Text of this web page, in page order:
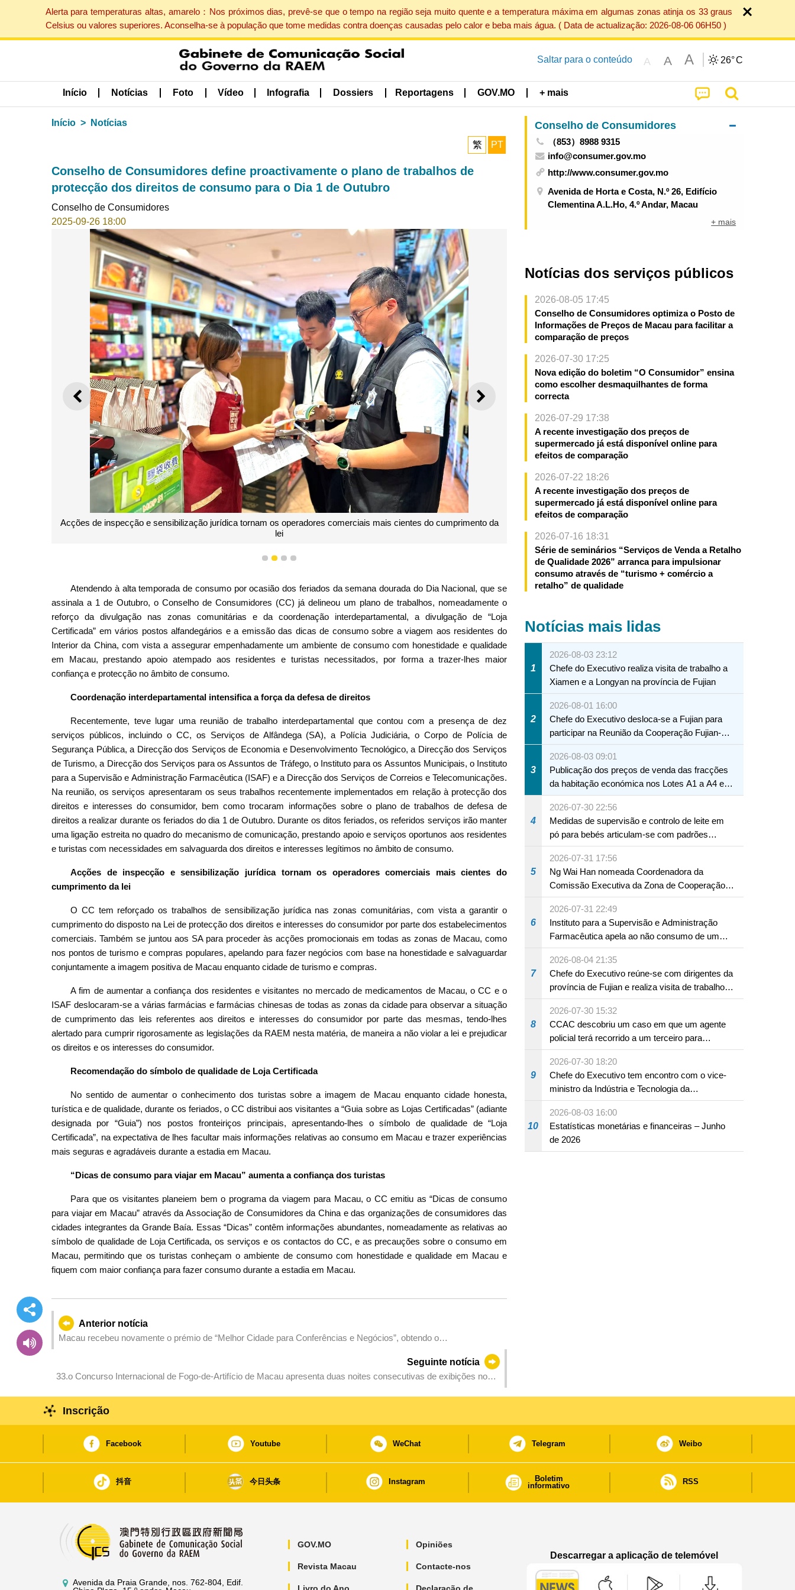
Alerta para temperaturas altas, amarelo：Nos próximos dias, prevê-se que o tempo na região seja muito quente e a temperatura máxima em algumas zonas atinja os 33 graus
Celsius ou valores superiores. Aconselha-se à população que tome medidas contra doenças causadas pelo calor e beba mais água. ( Data de actualização: 2026-08-06 06H50 )
Saltar para o conteúdo A A A 26°C
Início Notícias Foto Vídeo Infografia Dossiers Reportagens GOV.MO + mais
Início Notícias
繁 PT
Conselho de Consumidores define proactivamente o plano de trabalhos de
protecção dos direitos de consumo para o Dia 1 de Outubro
Conselho de Consumidores
2025-09-26 18:00
ANTERIOR SEGUINTE
Acções de inspecção e sensibilização jurídica tornam os operadores comerciais mais cientes do cumprimento da
lei
1 2 3 4
Atendendo à alta temporada de consumo por ocasião dos feriados da semana dourada do Dia Nacional, que se
assinala a 1 de Outubro, o Conselho de Consumidores (CC) já delineou um plano de trabalhos, nomeadamente o
reforço da divulgação nas zonas comunitárias e da coordenação interdepartamental, a divulgação de “Loja
Certificada” em vários postos alfandegários e a emissão das dicas de consumo sobre a viagem aos residentes do
Interior da China, com vista a assegurar empenhadamente um ambiente de consumo com honestidade e qualidade
em Macau, prestando apoio atempado aos residentes e turistas necessitados, por forma a trazer-lhes maior
confiança e protecção no âmbito de consumo.
Coordenação interdepartamental intensifica a força da defesa de direitos
Recentemente, teve lugar uma reunião de trabalho interdepartamental que contou com a presença de dez
serviços públicos, incluindo o CC, os Serviços de Alfândega (SA), a Polícia Judiciária, o Corpo de Polícia de
Segurança Pública, a Direcção dos Serviços de Economia e Desenvolvimento Tecnológico, a Direcção dos Serviços
de Turismo, a Direcção dos Serviços para os Assuntos de Tráfego, o Instituto para os Assuntos Municipais, o Instituto
para a Supervisão e Administração Farmacêutica (ISAF) e a Direcção dos Serviços de Correios e Telecomunicações.
Na reunião, os serviços apresentaram os seus trabalhos recentemente implementados em relação à protecção dos
direitos e interesses do consumidor, bem como trocaram informações sobre o plano de trabalhos de defesa de
direitos a realizar durante os feriados do dia 1 de Outubro. Durante os ditos feriados, os referidos serviços irão manter
uma ligação estreita no quadro do mecanismo de comunicação, prestando apoio e serviços oportunos aos residentes
e turistas com necessidades em salvaguarda dos direitos e interesses legítimos no âmbito de consumo.
Acções de inspecção e sensibilização jurídica tornam os operadores comerciais mais cientes do
cumprimento da lei
O CC tem reforçado os trabalhos de sensibilização jurídica nas zonas comunitárias, com vista a garantir o
cumprimento do disposto na Lei de protecção dos direitos e interesses do consumidor por parte dos estabelecimentos
comerciais. Também se juntou aos SA para proceder às acções promocionais em todas as zonas de Macau, como
nos pontos de turismo e compras populares, apelando para fazer negócios com base na honestidade e salvaguardar
conjuntamente a imagem positiva de Macau enquanto cidade de turismo e compras.
A fim de aumentar a confiança dos residentes e visitantes no mercado de medicamentos de Macau, o CC e o
ISAF deslocaram-se a várias farmácias e farmácias chinesas de todas as zonas da cidade para observar a situação
de cumprimento das leis referentes aos direitos e interesses do consumidor por parte das mesmas, tendo-lhes
alertado para cumprir rigorosamente as legislações da RAEM nesta matéria, de maneira a não violar a lei e prejudicar
os direitos e os interesses do consumidor.
Recomendação do símbolo de qualidade de Loja Certificada
No sentido de aumentar o conhecimento dos turistas sobre a imagem de Macau enquanto cidade honesta,
turística e de qualidade, durante os feriados, o CC distribui aos visitantes a “Guia sobre as Lojas Certificadas” (adiante
designada por “Guia”) nos postos fronteiriços principais, apresentando-lhes o símbolo de qualidade de “Loja
Certificada”, na expectativa de lhes facultar mais informações relativas ao consumo em Macau e trazer experiências
mais seguras e agradáveis durante a estadia em Macau.
“Dicas de consumo para viajar em Macau” aumenta a confiança dos turistas
Para que os visitantes planeiem bem o programa da viagem para Macau, o CC emitiu as “Dicas de consumo
para viajar em Macau” através da Associação de Consumidores da China e das organizações de consumidores das
cidades integrantes da Grande Baía. Essas “Dicas” contêm informações abundantes, nomeadamente as relativas ao
símbolo de qualidade de Loja Certificada, os serviços e os contactos do CC, e as precauções sobre o consumo em
Macau, permitindo que os turistas conheçam o ambiente de consumo com honestidade e qualidade em Macau e
fiquem com maior confiança para fazer consumo durante a estadia em Macau.
Anterior notícia
Macau recebeu novamente o prémio de “Melhor Cidade para Conferências e Negócios”, obtendo o
Seguinte notícia
33.o Concurso Internacional de Fogo-de-Artifício de Macau apresenta duas noites consecutivas de exibições nos
Conselho de Consumidores
（853）8988 9315
info@consumer.gov.mo
http://www.consumer.gov.mo
Avenida de Horta e Costa, N.º 26, Edifício
Clementina A.L.Ho, 4.º Andar, Macau
+ mais
Notícias dos serviços públicos
2026-08-05 17:45
Conselho de Consumidores optimiza o Posto de
Informações de Preços de Macau para facilitar a
comparação de preços
2026-07-30 17:25
Nova edição do boletim “O Consumidor” ensina
como escolher desmaquilhantes de forma
correcta
2026-07-29 17:38
A recente investigação dos preços de
supermercado já está disponível online para
efeitos de comparação
2026-07-22 18:26
A recente investigação dos preços de
supermercado já está disponível online para
efeitos de comparação
2026-07-16 18:31
Série de seminários “Serviços de Venda a Retalho
de Qualidade 2026” arranca para impulsionar
consumo através de “turismo + comércio a
retalho” de qualidade
Notícias mais lidas
1
2026-08-03 23:12
Chefe do Executivo realiza visita de trabalho a
Xiamen e a Longyan na província de Fujian
2
2026-08-01 16:00
Chefe do Executivo desloca-se a Fujian para
participar na Reunião da Cooperação Fujian-
Macau
3
2026-08-03 09:01
Publicação dos preços de venda das fracções
da habitação económica nos Lotes A1 a A4 e
A12 da Zona A dos Novos Aterros
4
2026-07-30 22:56
Medidas de supervisão e controlo de leite em
pó para bebés articulam-se com padrões
internacionais Serviços interdepartamentais
envidam esforços para assegurar a saúde dos
bebés e crianças, assim como a segurança
alimentar
5
2026-07-31 17:56
Ng Wai Han nomeada Coordenadora da
Comissão Executiva da Zona de Cooperação
Aprofundada entre Guangdong e Macau em
Hengqin
6
2026-07-31 22:49
Instituto para a Supervisão e Administração
Farmacêutica apela ao não consumo de um
produto com substâncias medicamentosas
ocidentais
7
2026-08-04 21:35
Chefe do Executivo reúne-se com dirigentes da
província de Fujian e realiza visita de trabalho
em Fuzhou
8
2026-07-30 15:32
CCAC descobriu um caso em que um agente
policial terá recorrido a um terceiro para
assumir por si a culpa na sequência de uma
infracção rodoviária
9
2026-07-30 18:20
Chefe do Executivo tem encontro com o vice-
ministro da Indústria e Tecnologia da
Informação
10
2026-08-03 16:00
Estatísticas monetárias e financeiras – Junho
de 2026
Inscrição
Facebook Youtube WeChat Telegram Weibo
抖音 今日头条 Instagram
Boletim
informativo
RSS
Avenida da Praia Grande, nos. 762-804, Edif.
GOV.MO
Revista Macau
Livro do Ano
Opiniões
Contacte-nos
Declaração de
Descarregar a aplicação de telemóvel